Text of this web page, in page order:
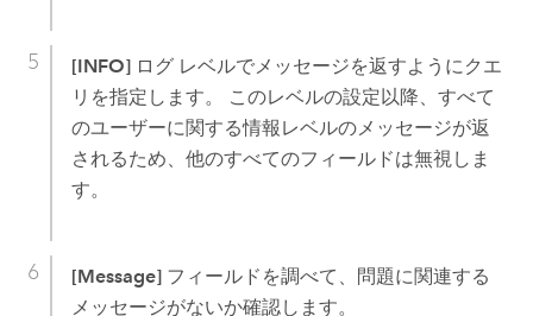
[INFO]ログ レベルでメッセージを返すようにクエ
リを指定します。 このレベルの設定以降、すべて
のユーザーに関する情報レベルのメッセージが返
されるため、他のすべてのフィールドは無視しま
す。
[Message]フィールドを調べて、問題に関連する
メッセージがないか確認します。